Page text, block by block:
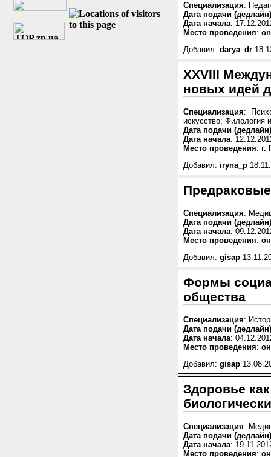
Специализация:
Дата подачи (дедлайн)
Дата начала:
Место проведения:
Добавил: darya_dr
XXVIII
новых идей
Специализация:
искусство; Филология
Дата подачи (дедлайн)
Дата начала:
Место проведения: г.
Добавил: iryna_p
Специализация:
Дата подачи (дедлайн)
Дата начала:
Место проведения:
Добавил: gisap
Формы
общества
Специализация:
Дата подачи (дедлайн)
Дата начала:
Место проведения:
Добавил: gisap
Здоровье
Специализация:
Дата подачи (дедлайн)
Дата начала:
Место проведения: